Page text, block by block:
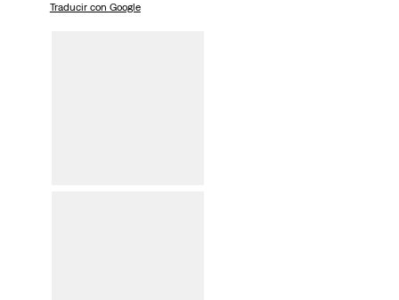
Traducir con Google